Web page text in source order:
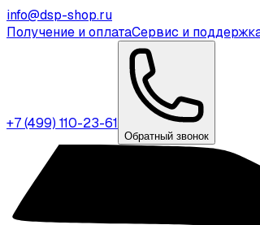
info@dsp-shop.ru
Получение и оплатаСервис и
+7 (499) 110-23-61
Обратный звонок